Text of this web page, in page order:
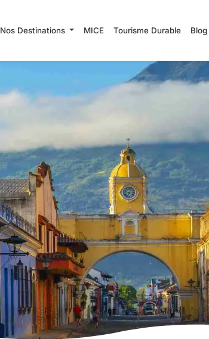
Nos Destinations MICE Tourisme Durable
Rechercher